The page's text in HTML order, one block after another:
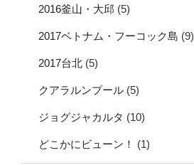
2016釜山・大邱 (5)
2017ベトナム・フーコック島 (9)
2017台北 (5)
クアラルンプール (5)
ジョグジャカルタ (10)
どこかにビューン！ (1)